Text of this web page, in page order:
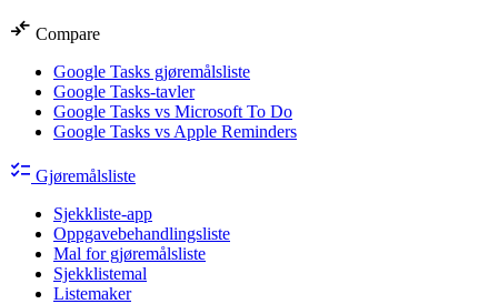
compare_arrows Compare
Google Tasks gjøremålsliste
Google Tasks-tavler
Google Tasks vs Microsoft To Do
Google Tasks vs Apple Reminders
checklist Gjøremålsliste
Sjekkliste-app
Oppgavebehandlingsliste
Mal for gjøremålsliste
Sjekklistemal
Listemaker